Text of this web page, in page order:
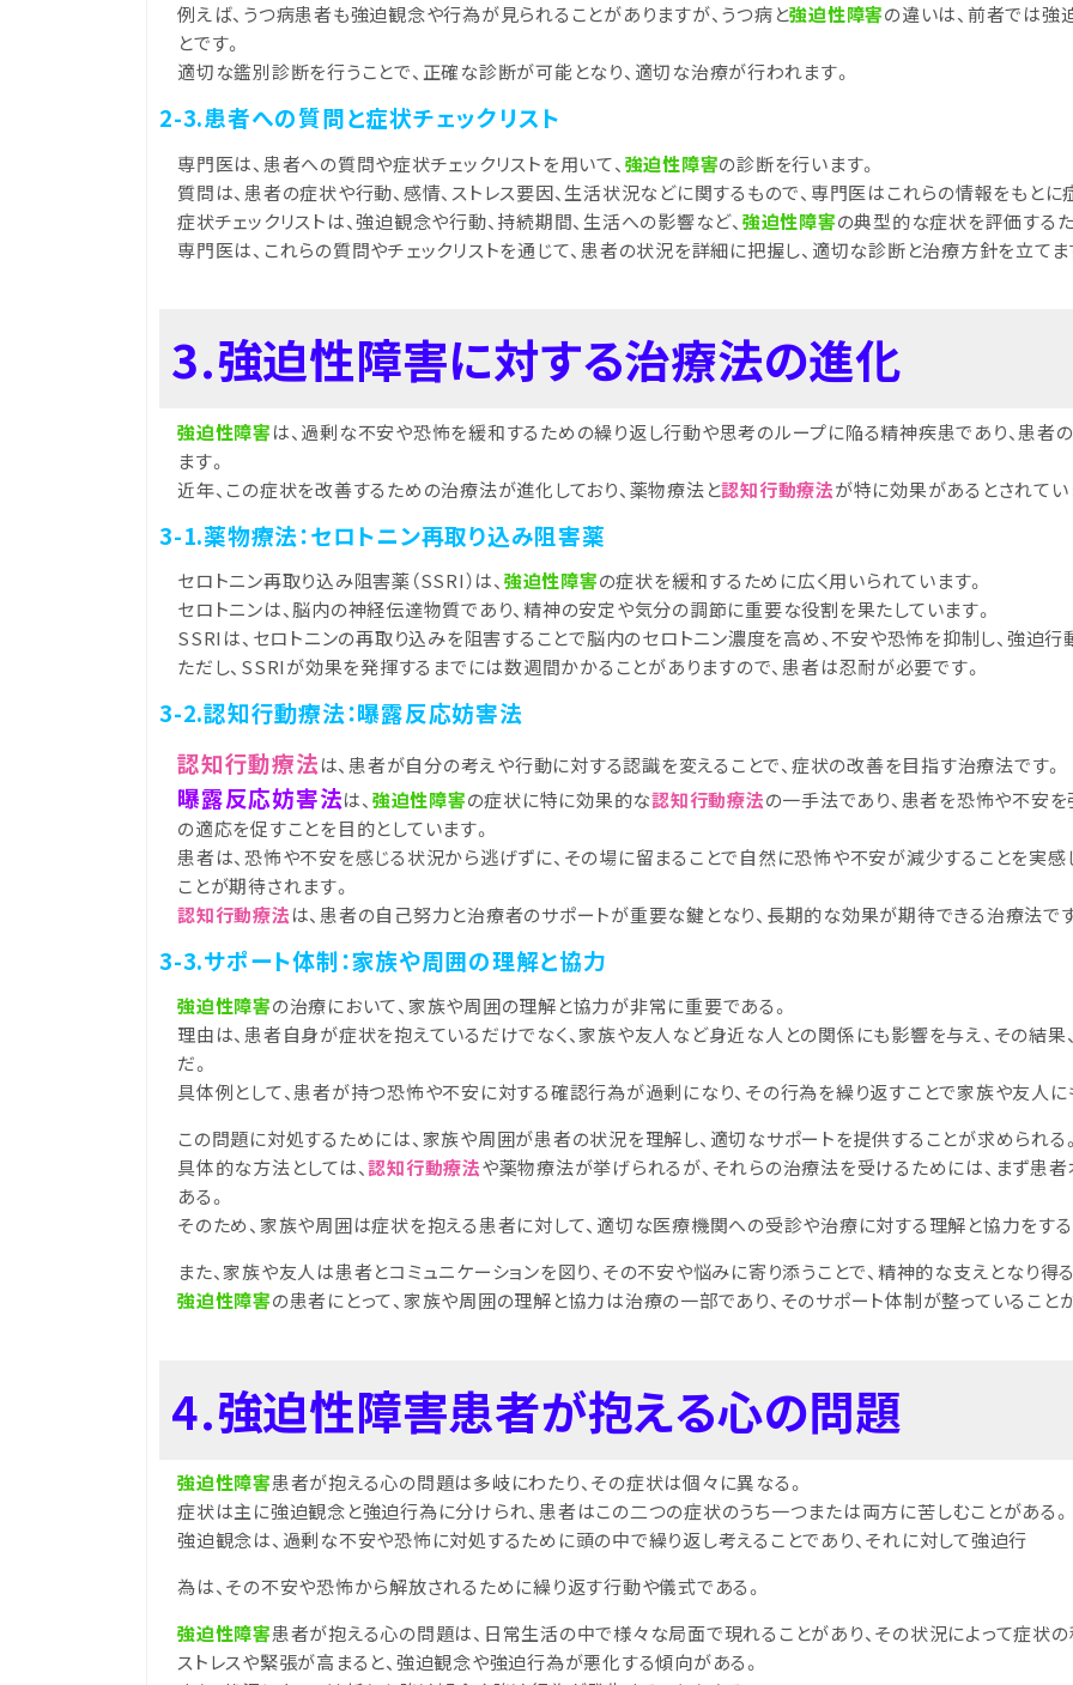
例えば、うつ病患者も強迫観念や行為が見られることがありますが、うつ病と強迫性障害の違いは、前者では強
とです。
適切な鑑別診断を行うことで、正確な診断が可能となり、適切な治療が行われます。
2-3.患者への質問と症状チェックリスト
専門医は、患者への質問や症状チェックリストを用いて、 強迫性障害の診断を行います。
質問は、患者の症状や行動、感情、ストレス要因、生活状況などに関するもので、専門医はこれらの情報をもと
症状チェックリストは、強迫観念や行動、持続期間、生活への影響など、 強迫性障害の典型的な症状を評価する
専門医は、これらの質問やチェックリストを通じて、患者の状況を詳細に把握し、適切な診断と治療方針を立てま
3.強迫性障害に対する治療法の進化
強迫性障害は、過剰な不安や恐怖を緩和するための繰り返し行動や思考のループに陥る精神疾患であり、患者
ます。
近年、この症状を改善するための治療法が進化しており、薬物療法と認知行動療法が特に効果があるとされてい
3-1.薬物療法：セロトニン再取り込み阻害薬
セロトニン再取り込み阻害薬（SSRI）は、 強迫性障害の症状を緩和するために広く用いられています。
セロトニンは、脳内の神経伝達物質であり、精神の安定や気分の調節に重要な役割を果たしています。
SSRIは、セロトニンの再取り込みを阻害することで脳内のセロトニン濃度を高め、不安や恐怖を抑制し、強迫
ただし、SSRIが効果を発揮するまでには数週間かかることがありますので、患者は忍耐が必要です。
3-2.認知行動療法：曝露反応妨害法
認知行動療法は、患者が自分の考えや行動に対する認識を変えることで、症状の改善を目指す治療法です。
曝露反応妨害法は、 強迫性障害の症状に特に効果的な認知行動療法の一手法であり、患者を恐怖や不安
の適応を促すことを目的としています。
患者は、恐怖や不安を感じる状況から逃げずに、その場に留まることで自然に恐怖や不安が減少することを実
ことが期待されます。
認知行動療法は、患者の自己努力と治療者のサポートが重要な鍵となり、長期的な効果が期待できる治療法で
3-3.サポート体制：家族や周囲の理解と協力
強迫性障害の治療において、家族や周囲の理解と協力が非常に重要である。
理由は、患者自身が症状を抱えているだけでなく、家族や友人など身近な人との関係にも影響を与え、その結
だ。
具体例として、患者が持つ恐怖や不安に対する確認行為が過剰になり、その行為を繰り返すことで家族や友人
この問題に対処するためには、家族や周囲が患者の状況を理解し、適切なサポートを提供することが求められる
具体的な方法としては、認知行動療法や薬物療法が挙げられるが、それらの治療法を受けるためには、まず患
ある。
そのため、家族や周囲は症状を抱える患者に対して、適切な医療機関への受診や治療に対する理解と協力をす
また、家族や友人は患者とコミュニケーションを図り、その不安や悩みに寄り添うことで、精神的な支えとなり得
強迫性障害の患者にとって、家族や周囲の理解と協力は治療の一部であり、そのサポート体制が整っているこ
4.強迫性障害患者が抱える心の問題
強迫性障害患者が抱える心の問題は多岐にわたり、その症状は個々に異なる。
症状は主に強迫観念と強迫行為に分けられ、患者はこの二つの症状のうち一つまたは両方に苦しむことがある。
強迫観念は、過剰な不安や恐怖に対処するために頭の中で繰り返し考えることであり、それに対して強迫行
為は、その不安や恐怖から解放されるために繰り返す行動や儀式である。
強迫性障害患者が抱える心の問題は、日常生活の中で様々な局面で現れることがあり、その状況によって症状
ストレスや緊張が高まると、強迫観念や強迫行為が悪化する傾向がある。